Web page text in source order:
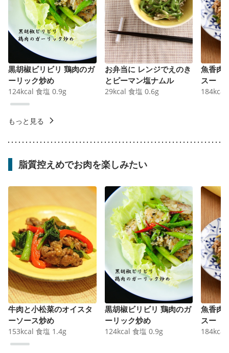
黒胡椒ビリビリ 鶏肉のガ
ーリック炒め
124kcal 食塩 0.9g
お弁当に レンジでえのき
とピーマン塩ナムル
29kcal 食塩 0.6g
魚香肉
スー
184kcal
もっと見る
脂質控えめでお肉を楽しみたい
牛肉と小松菜のオイスタ
ーソース炒め
153kcal 食塩 1.4g
黒胡椒ビリビリ 鶏肉のガ
ーリック炒め
124kcal 食塩 0.9g
魚香肉
スー
184kcal